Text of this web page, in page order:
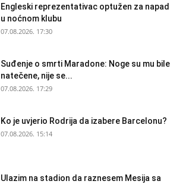
Engleski reprezentativac optužen za napad
u noćnom klubu
07.08.2026. 17:30
Suđenje o smrti Maradone: Noge su mu bile
natečene, nije se...
07.08.2026. 17:29
Ko je uvjerio Rodrija da izabere Barcelonu?
07.08.2026. 15:14
Ulazim na stadion da raznesem Mesija sa